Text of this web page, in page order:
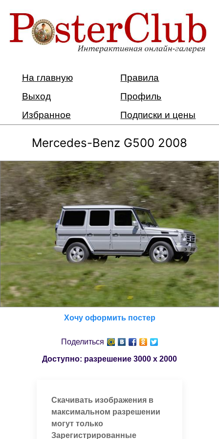
На главную
Правила
Выход
Профиль
Избранное
Подписки и цены
Mercedes-Benz G500 2008
Хочу оформить постер
Поделиться
Доступно: разрешение 3000 x 2000
Скачивать изображения в
максимальном разрешении
могут только
Зарегистрированные